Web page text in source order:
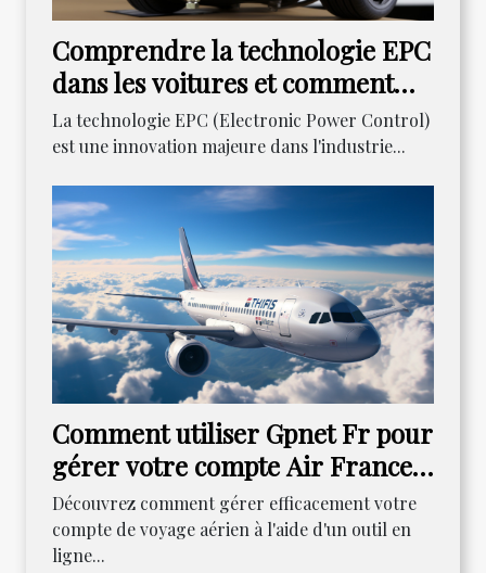
Comprendre la technologie EPC
dans les voitures et comment
résoudre ses problèmes
courants
La technologie EPC (Electronic Power Control)
est une innovation majeure dans l'industrie...
Comment utiliser Gpnet Fr pour
gérer votre compte Air France :
un guide détaillé
Découvrez comment gérer efficacement votre
compte de voyage aérien à l'aide d'un outil en
ligne...